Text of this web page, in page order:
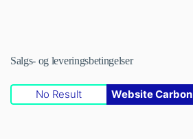
Salgs- og leveringsbetingelser
No Result Website Carbon